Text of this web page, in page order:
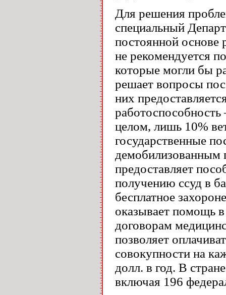
Для решения
специальный
постоянной основе
не рекомендуется
которые могли бы
решает вопросы
них
целом, лишь 10%
государственные
демобилизованным
предоставляет
получению ссуд в
бесплатное
оказывает помощь
договорам
позволяет
совокупности на
долл. в год. В
включая 196